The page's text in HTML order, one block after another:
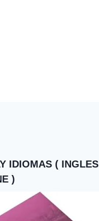
IDIOMAS ( INGLES
)